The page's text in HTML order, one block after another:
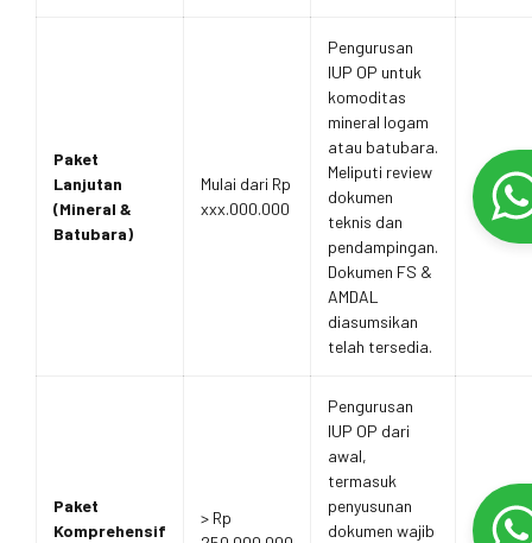
Paket
Lanjutan
(Mineral &
Batubara)
Mulai dari Rp
xxx.000.000
Pengurusan
IUP OP untuk
komoditas
mineral logam
atau batubara.
Meliputi review
dokumen
teknis dan
pendampingan.
Dokumen FS &
AMDAL
diasumsikan
telah tersedia.
Paket
Komprehensif
> Rp
Pengurusan
IUP OP dari
awal,
termasuk
penyusunan
dokumen wajib